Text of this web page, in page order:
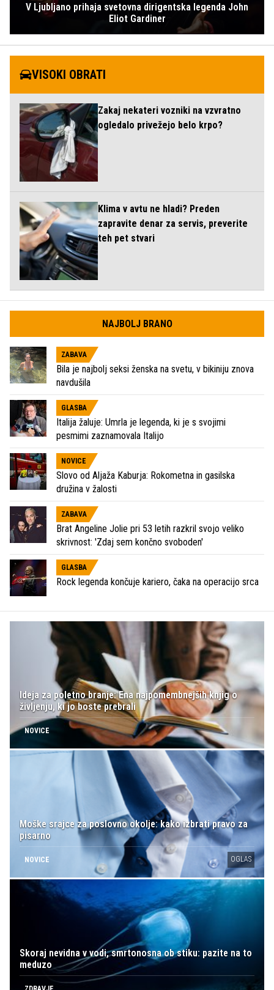
V Ljubljano prihaja svetovna dirigentska legenda John
Eliot Gardiner
VISOKI OBRATI
Zakaj nekateri vozniki na vzvratno
ogledalo privežejo belo krpo?
Klima v avtu ne hladi? Preden
zapravite denar za servis, preverite
teh pet stvari
NAJBOLJ BRANO
ZABAVA
Bila je najbolj seksi ženska na svetu, v bikiniju znova
navdušila
GLASBA
Italija žaluje: Umrla je legenda, ki je s svojimi
pesmimi zaznamovala Italijo
NOVICE
Slovo od Aljaža Kaburja: Rokometna in gasilska
družina v žalosti
ZABAVA
Brat Angeline Jolie pri 53 letih razkril svojo veliko
skrivnost: 'Zdaj sem končno svoboden'
GLASBA
Rock legenda končuje kariero, čaka na operacijo srca
Ideja za poletno branje: Ena najpomembnejših knjig o
življenju, ki jo boste prebrali
NOVICE
Moške srajce za poslovno okolje: kako izbrati pravo za
pisarno
NOVICE OGLAS
Skoraj nevidna v vodi, smrtonosna ob stiku: pazite na to
meduzo